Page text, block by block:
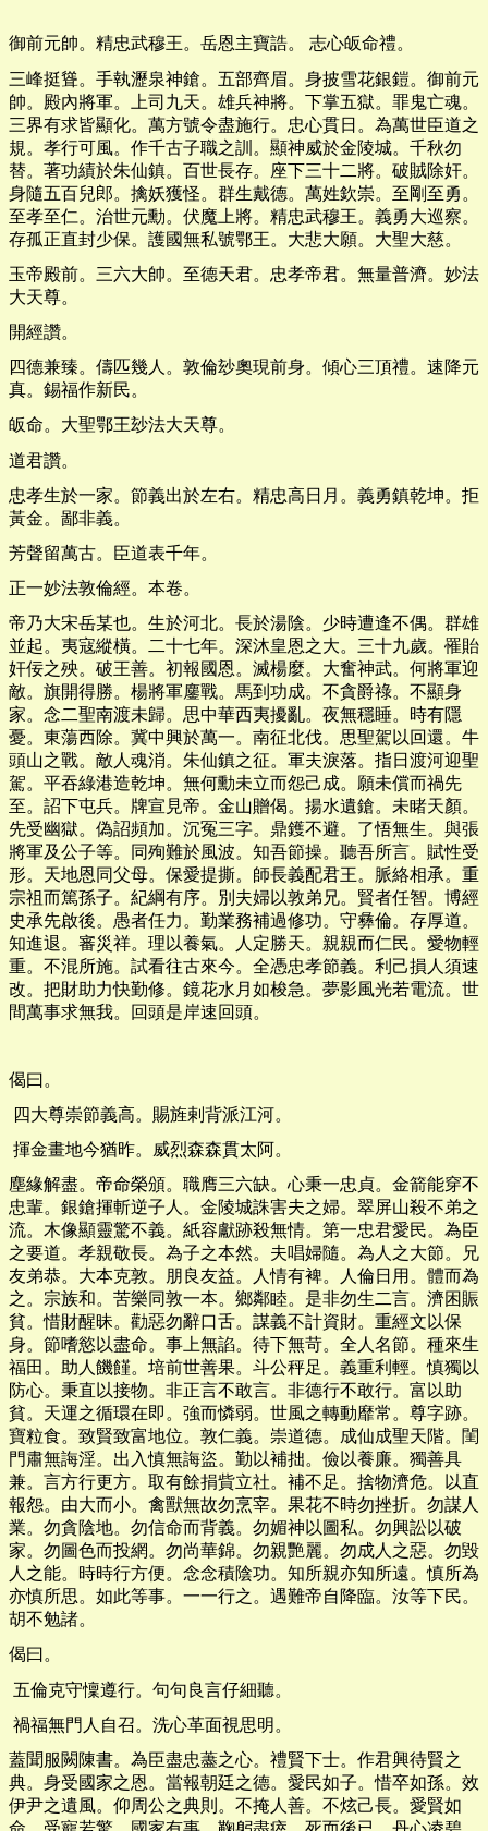
御前元帥。精忠武穆王。岳恩主寶誥。 志心皈命禮。
三峰挺聳。手執瀝泉神鎗。五部齊眉。身披雪花銀鎧。御前元
帥。殿內將軍。上司九天。雄兵神將。下掌五獄。罪鬼亡魂。
三界有求皆顯化。萬方號令盡施行。忠心貫日。為萬世臣道之
規。孝行可風。作千古子職之訓。顯神威於金陵城。千秋勿
替。著功績於朱仙鎮。百世長存。座下三十二將。破賊除奸。
身隨五百兒郎。擒妖獲怪。群生戴德。萬姓欽崇。至剛至勇。
至孝至仁。治世元勳。伏魔上將。精忠武穆王。義勇大巡察。
存孤正直封少保。護國無私號鄂王。大悲大願。大聖大慈。
玉帝殿前。三六大帥。至德天君。忠孝帝君。無量普濟。妙法
大天尊。
開經讚。
四德兼臻。儔匹幾人。敦倫玅奧現前身。傾心三頂禮。速降元
真。錫福作新民。
皈命。大聖鄂王玅法大天尊。
道君讚。
忠孝生於一家。節義出於左右。精忠高日月。義勇鎮乾坤。拒
黃金。鄙非義。
芳聲留萬古。臣道表千年。
正一妙法敦倫經。本卷。
帝乃大宋岳某也。生於河北。長於湯陰。少時遭逢不偶。群雄
並起。夷寇縱橫。二十七年。深沐皇恩之大。三十九歲。罹貽
奸佞之殃。破王善。初報國恩。滅楊麼。大奮神武。何將軍迎
敵。旗開得勝。楊將軍鏖戰。馬到功成。不貪爵祿。不顯身
家。念二聖南渡未歸。思中華西夷擾亂。夜無穩睡。時有隱
憂。東蕩西除。冀中興於萬一。南征北伐。思聖駕以回還。牛
頭山之戰。敵人魂消。朱仙鎮之征。軍夫淚落。指日渡河迎聖
駕。平吞綠港造乾坤。無何勳未立而怨己成。願未償而禍先
至。詔下屯兵。牌宣見帝。金山贈偈。揚水遺鎗。未睹天顏。
先受幽獄。偽詔頻加。沉冤三字。鼎鑊不避。了悟無生。與張
將軍及公子等。同殉難於風波。知吾節操。聽吾所言。賦性受
形。天地恩同父母。保愛提撕。師長義配君王。脈絡相承。重
宗祖而篤孫子。紀綱有序。別夫婦以敦弟兄。賢者任智。博經
史承先啟後。愚者任力。勤業務補過修功。守彝倫。存厚道。
知進退。審災祥。理以養氣。人定勝天。親親而仁民。愛物輕
重。不混所施。試看往古來今。全憑忠孝節義。利己損人須速
改。把財助力快勤修。鏡花水月如梭急。夢影風光若電流。世
間萬事求無我。回頭是岸速回頭。
偈曰。
四大尊崇節義高。賜旌剌背派江河。
揮金畫地今猶昨。威烈森森貫太阿。
塵緣解盡。帝命榮頒。職膺三六缺。心秉一忠貞。金箭能穿不
忠輩。銀鎗揮斬逆子人。金陵城誅害夫之婦。翠屏山殺不弟之
流。木像顯靈驚不義。紙容獻跡殺無情。第一忠君愛民。為臣
之要道。孝親敬長。為子之本然。夫唱婦隨。為人之大節。兄
友弟恭。大本克敦。朋良友益。人情有裨。人倫日用。體而為
之。宗族和。苦樂同敦一本。鄉鄰睦。是非勿生二言。濟困賑
貧。惜財醒昧。勸惡勿辭口舌。謀義不計資財。重經文以保
身。節嗜慾以盡命。事上無諂。待下無苛。全人名節。種來生
福田。助人饑饉。培前世善果。斗公秤足。義重利輕。慎獨以
防心。秉直以接物。非正言不敢言。非德行不敢行。富以助
貧。天運之循環在即。強而憐弱。世風之轉動靡常。尊字跡。
寶粒食。致賢致富地位。敦仁義。崇道德。成仙成聖天階。閨
門肅無誨淫。出入慎無誨盜。勤以補拙。儉以養廉。獨善具
兼。言方行更方。取有餘捐貲立社。補不足。捨物濟危。以直
報怨。由大而小。禽獸無故勿烹宰。果花不時勿挫折。勿謀人
業。勿貪陰地。勿信命而背義。勿媚神以圖私。勿興訟以破
家。勿圖色而投網。勿尚華錦。勿親艷麗。勿成人之惡。勿毀
人之能。時時行方便。念念積陰功。知所親亦知所遠。慎所為
亦慎所思。如此等事。一一行之。遇難帝自降臨。汝等下民。
胡不勉諸。
偈曰。
五倫克守懍遵行。句句良言仔細聽。
禍福無門人自召。洗心革面視思明。
蓋聞服闕陳書。為臣盡忠藎之心。禮賢下士。作君興待賢之
典。身受國家之恩。當報朝廷之德。愛民如子。惜卒如孫。效
伊尹之遺風。仰周公之典則。不掩人善。不炫己長。愛賢如